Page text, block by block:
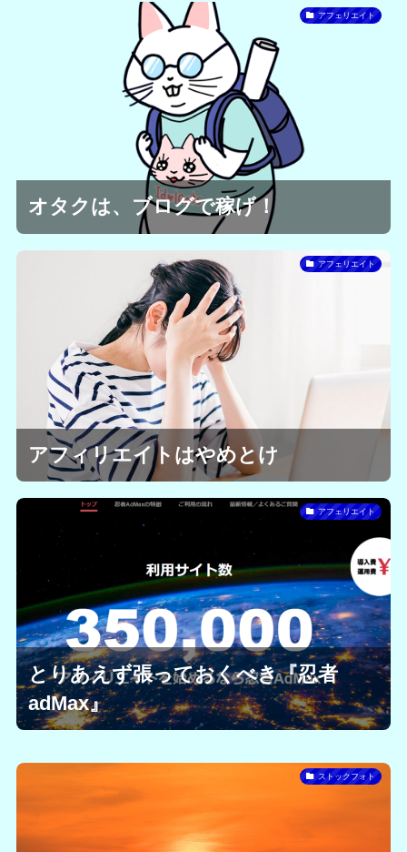
アフェリエイト
オタクは、ブログで稼げ！
アフェリエイト
アフィリエイトはやめとけ
アフェリエイト
とりあえず張っておくべき『忍者
adMax』
ストックフォト